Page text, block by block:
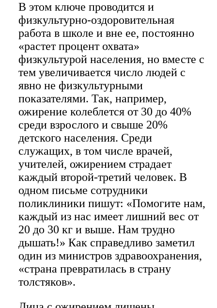
В этом ключе проводится и
физкультурно-оздоровительная
работа в школе и вне ее, постоянно
«растет процент охвата»
физкультурой населения, но вместе с
тем увеличивается число людей с
явно не физкультурными
показателями. Так, например,
ожирение колеблется от 30 до 40%
среди взрослого и свыше 20%
детского населения. Среди
служащих, в том числе врачей,
учителей, ожирением страдает
каждый второй-третий человек. В
одном письме сотрудники
поликлиники пишут: «Помогите нам,
каждый из нас имеет лишний вес от
20 до 30 кг и выше. Нам трудно
дышать!» Как справедливо заметил
один из министров здравоохранения,
«страна превратилась в страну
толстяков».